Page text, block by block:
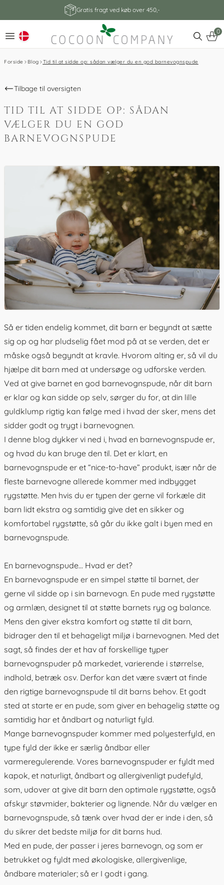
Gratis fragt ved køb over 450,-
0
Forside Blog Tid til at sidde op: sådan vælger du en god barnevognspude
Tilbage til oversigten
TID TIL AT SIDDE OP: SÅDAN
VÆLGER DU EN GOD
BARNEVOGNSPUDE
Så er tiden endelig kommet, dit barn er begyndt at sætte
sig op og har pludselig fået mod på at se verden, det er
måske også begyndt at kravle. Hvorom alting er, så vil du
hjælpe dit barn med at undersøge og udforske verden.
Ved at give barnet en god barnevognspude, når dit barn
er klar og kan sidde op selv, sørger du for, at din lille
guldklump rigtig kan følge med i hvad der sker, mens det
sidder godt og trygt i barnevognen.
I denne blog dykker vi ned i, hvad en barnevognspude er,
og hvad du kan bruge den til. Det er klart, en
barnevognspude er et “nice-to-have” produkt, især når de
fleste barnevogne allerede kommer med indbygget
rygstøtte. Men hvis du er typen der gerne vil forkæle dit
barn lidt ekstra og samtidig give det en sikker og
komfortabel rygstøtte, så går du ikke galt i byen med en
barnevognspude.
En barnevognspude... Hvad er det?
En barnevognspude er en simpel støtte til barnet, der
gerne vil sidde op i sin barnevogn. En pude med rygstøtte
og armlæn, designet til at støtte barnets ryg og balance.
Mens den giver ekstra komfort og støtte til dit barn,
bidrager den til et behageligt miljø i barnevognen. Med det
sagt, så findes der et hav af forskellige typer
barnevognspuder på markedet, varierende i størrelse,
indhold, betræk osv. Derfor kan det være svært at finde
den rigtige barnevognspude til dit barns behov. Et godt
sted at starte er en pude, som giver en behagelig støtte og
samtidig har et åndbart og naturligt fyld.
Mange barnevognspuder kommer med polyesterfyld, en
type fyld der ikke er særlig åndbar eller
varmeregulerende. Vores barnevognspuder er fyldt med
kapok, et naturligt, åndbart og allergivenligt pudefyld,
som, udover at give dit barn den optimale rygstøtte, også
afskyr støvmider, bakterier og lignende. Når du vælger en
barnevognspude, så tænk over hvad der er inde i den, så
du sikrer det bedste miljø for dit barns hud.
Med en pude, der passer i jeres barnevogn, og som er
betrukket og fyldt med økologiske, allergivenlige,
åndbare materialer; så er I godt i gang.